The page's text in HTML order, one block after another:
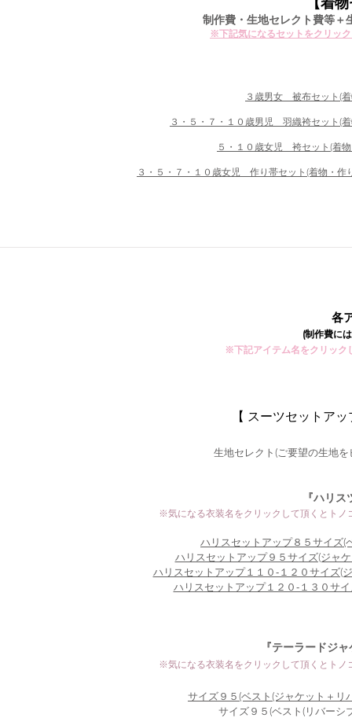
制作費・生地セレクト費等＋
※下記気になるセットをクリッ
３歳男女 被布セット(
３・５・７・１０歳男児 羽織袴セット(
５・１０歳女児 袴セット(着
３・５・７・１０歳女児 作り帯セット(着物・作
各
(制作費に
​※下記アイテム名をクリック
【 スーツセットア
生地セレクト(ご要望の生地
『ハリ
※気になる衣装名をクリックして頂くとトノ
ハリスセットアップ８５サイズ(
ハリスセットアップ９５サイズ(ジャ
ハリスセットアップ１１０‐１２０サイズ(
ハリスセットアップ１２０‐１３０サ
『テーラードジ
※気になる衣装名をクリックして頂くとトノ
サイズ９５(ベスト(ジャケット＋リ
サイズ９５(ベスト(リバーシ